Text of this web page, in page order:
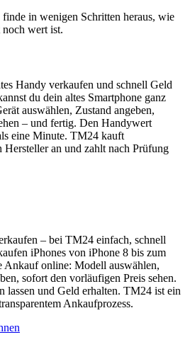
in wenigen Schritten heraus, wie
noch wert ist.
Handy verkaufen und schnell Geld
du dein altes Smartphone ganz
auswählen, Zustand angeben,
– und fertig. Den Handywert
eine Minute. TM24 kauft
Hersteller an und zahlt nach Prüfung
– bei TM24 einfach, schnell
iPhones von iPhone 8 bis zum
Ankauf online: Modell auswählen,
sofort den vorläufigen Preis sehen.
lassen und Geld erhalten. TM24 ist ein
Ankaufprozess.